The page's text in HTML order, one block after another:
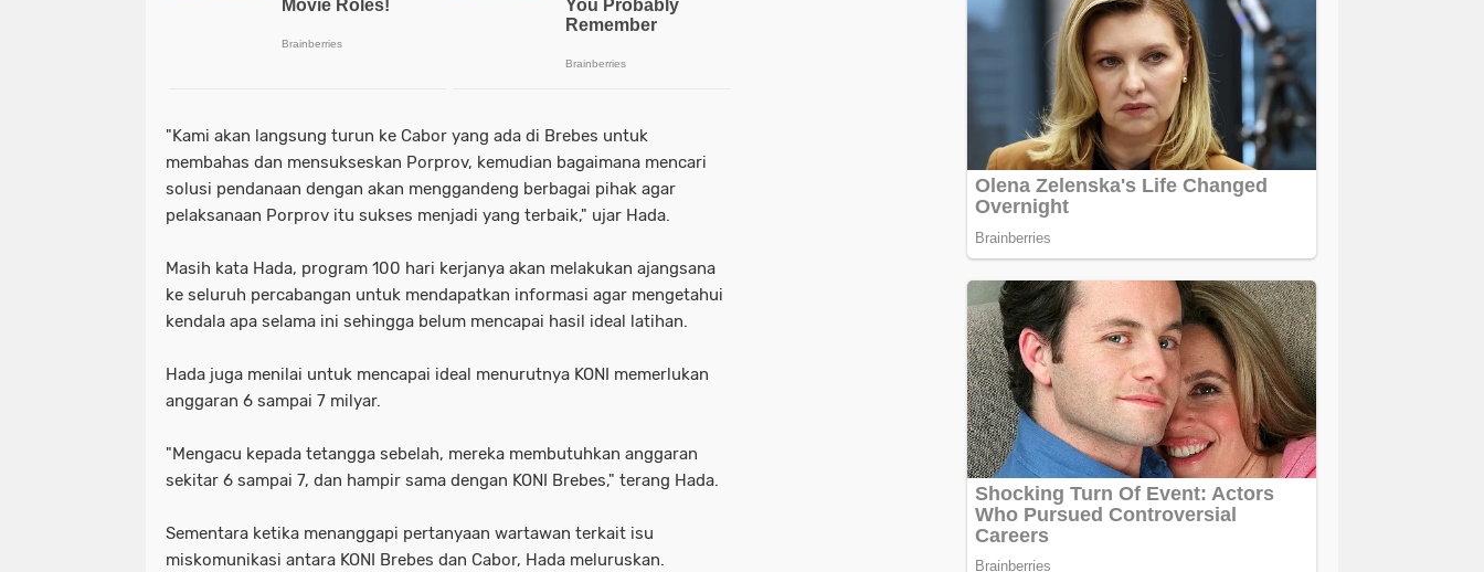
"Kami akan langsung turun ke Cabor yang ada di Brebes untuk
membahas dan mensukseskan Porprov, kemudian bagaimana mencari
solusi pendanaan dengan akan menggandeng berbagai pihak agar
pelaksanaan Porprov itu sukses menjadi yang terbaik," ujar Hada.
Masih kata Hada, program 100 hari kerjanya akan melakukan ajangsana
ke seluruh percabangan untuk mendapatkan informasi agar mengetahui
kendala apa selama ini sehingga belum mencapai hasil ideal latihan.
Hada juga menilai untuk mencapai ideal menurutnya KONI memerlukan
anggaran 6 sampai 7 milyar.
"Mengacu kepada tetangga sebelah, mereka membutuhkan anggaran
sekitar 6 sampai 7, dan hampir sama dengan KONI Brebes," terang Hada.
Sementara ketika menanggapi pertanyaan wartawan terkait isu
miskomunikasi antara KONI Brebes dan Cabor, Hada meluruskan.